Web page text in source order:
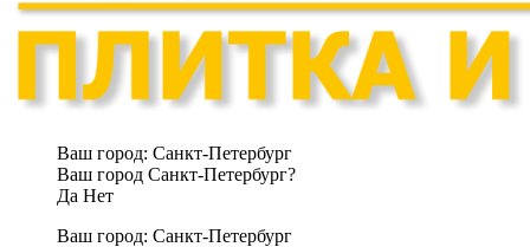
Ваш город: Санкт-Петербург
Ваш город Санкт-Петербург?
Да Нет
Ваш город: Санкт-Петербург